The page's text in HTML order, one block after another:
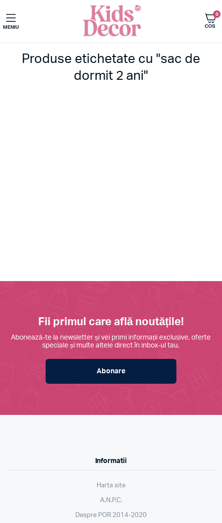
MENIU COS
0
Produse etichetate cu "sac de
dormit 2 ani"
Fii primul care află noutățile!
Abonează-te la newsletter și vei primi informații exclusive, oferte
speciale și multe altele direct în inbox-ul tau.
Abonare
Informatii
Harta site
A.N.P.C.
Despre POR 2014-2020